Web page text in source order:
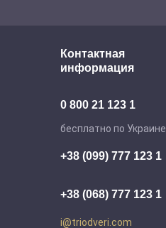
Контактная
информация
0 800 21 123 1
бесплатно по Украине
+38 (099) 777 123 1
+38 (068) 777 123 1
i@triodveri.com